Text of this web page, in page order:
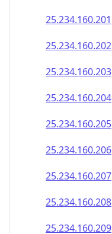
25.234.160.201
25.234.160.202
25.234.160.203
25.234.160.204
25.234.160.205
25.234.160.206
25.234.160.207
25.234.160.208
25.234.160.209